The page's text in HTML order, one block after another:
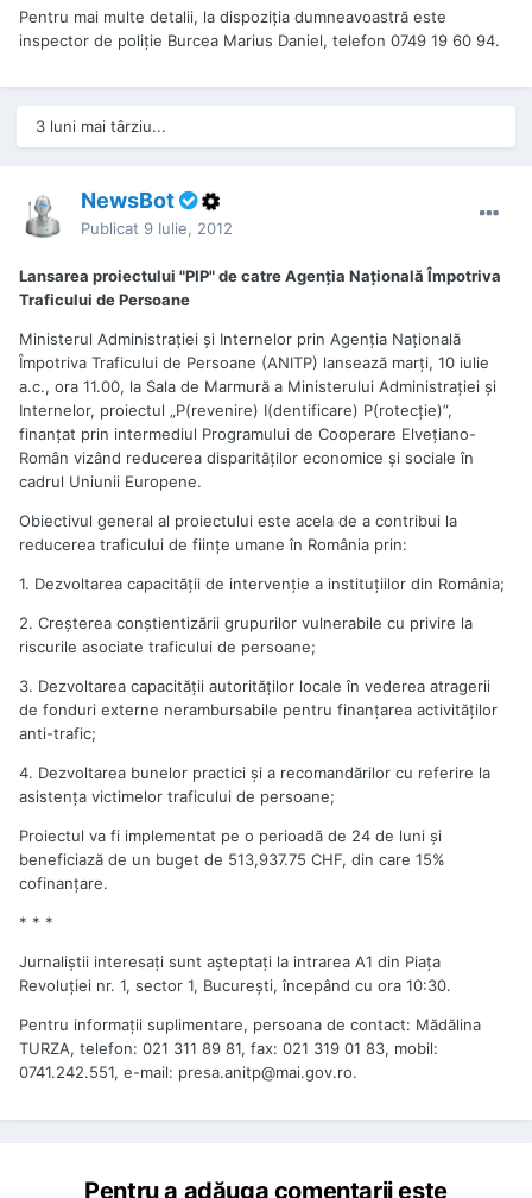
Pentru mai multe detalii, la dispoziţia dumneavoastră este
inspector de poliţie Burcea Marius Daniel, telefon 0749 19 60 94.
3 luni mai târziu...
NewsBot
Publicat 9 Iulie, 2012
Lansarea proiectului "PIP" de catre Agenţia Naţională Împotriva
Traficului de Persoane
Ministerul Administraţiei şi Internelor prin Agenţia Naţională
Împotriva Traficului de Persoane (ANITP) lansează marţi, 10 iulie
a.c., ora 11.00, la Sala de Marmură a Ministerului Administraţiei şi
Internelor, proiectul „P(revenire) I(dentificare) P(rotecţie)”,
finanţat prin intermediul Programului de Cooperare Elveţiano-
Român vizând reducerea disparităţilor economice şi sociale în
cadrul Uniunii Europene.
Obiectivul general al proiectului este acela de a contribui la
reducerea traficului de fiinţe umane în România prin:
1. Dezvoltarea capacităţii de intervenţie a instituţiilor din România;
2. Creşterea conştientizării grupurilor vulnerabile cu privire la
riscurile asociate traficului de persoane;
3. Dezvoltarea capacităţii autorităţilor locale în vederea atragerii
de fonduri externe nerambursabile pentru finanţarea activităţilor
anti-trafic;
4. Dezvoltarea bunelor practici şi a recomandărilor cu referire la
asistenţa victimelor traficului de persoane;
Proiectul va fi implementat pe o perioadă de 24 de luni şi
beneficiază de un buget de 513,937.75 CHF, din care 15%
cofinanţare.
* * *
Jurnaliştii interesaţi sunt aşteptaţi la intrarea A1 din Piaţa
Revoluţiei nr. 1, sector 1, Bucureşti, începând cu ora 10:30.
Pentru informaţii suplimentare, persoana de contact: Mădălina
TURZA, telefon: 021 311 89 81, fax: 021 319 01 83, mobil:
0741.242.551, e-mail: presa.anitp@mai.gov.ro.
Pentru a adăuga comentarii este